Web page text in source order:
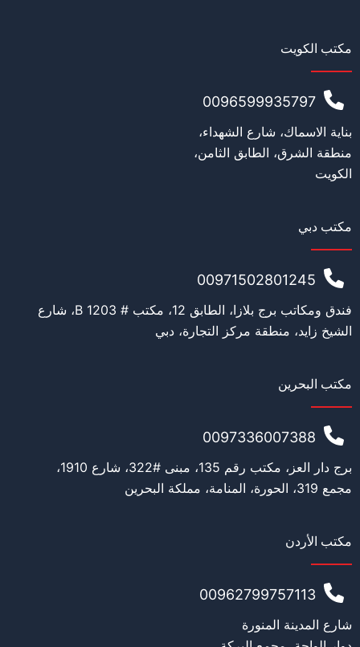
Current Position
*
مكتب الكويت
0096599935797
بناية الاسماك، شارع الشهداء،
منطقة الشرق، الطابق الثامن،
الكويت
مكتب دبي
00971502801245
فندق ومكاتب برج بلازا، الطابق 12، مكتب # 1203 B، شارع
الشيخ زايد، منطقة مركز التجارة، دبي
مكتب البحرين
0097336007388
برج دار العز، مكتب رقم 135، مبنى #322، شارع 1910،
مجمع 319، الحورة، المنامة، مملكة البحرين
مكتب الأردن
00962799757113
شارع المدينة المنورة